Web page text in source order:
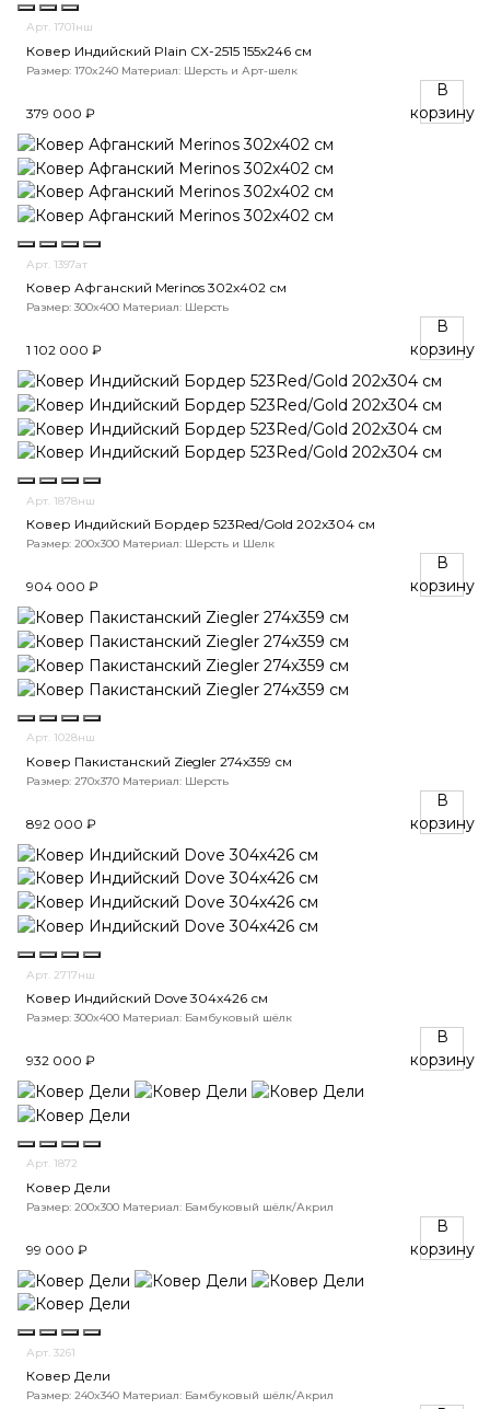
Арт. 1701нш
Ковер Индийский Plain CX-2515 155x246 см
Размер: 170x240 Материал: Шерсть и Арт-шелк
379 000 ₽
В
корзину
Арт. 1397ат
Ковер Афганский Merinos 302x402 см
Размер: 300x400 Материал: Шерсть
1 102 000 ₽
В
корзину
Арт. 1878нш
Ковер Индийский Бордер 523Red/Gold 202x304 см
Размер: 200x300 Материал: Шерсть и Шелк
904 000 ₽
В
корзину
Арт. 1028нш
Ковер Пакистанский Ziegler 274x359 см
Размер: 270x370 Материал: Шерсть
892 000 ₽
В
корзину
Арт. 2717нш
Ковер Индийский Dove 304x426 см
Размер: 300x400 Материал: Бамбуковый шёлк
932 000 ₽
В
корзину
Арт. 1872
Ковер Дели
Размер: 200x300 Материал: Бамбуковый шёлк/Акрил
99 000 ₽
В
корзину
Арт. 3261
Ковер Дели
Размер: 240x340 Материал: Бамбуковый шёлк/Акрил